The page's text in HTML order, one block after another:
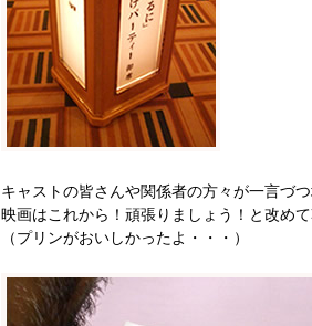
キャストの皆さんや関係者の方々が一言づ
映画はこれから！頑張りましょう！と改め
（プリンがおいしかったよ・・・）